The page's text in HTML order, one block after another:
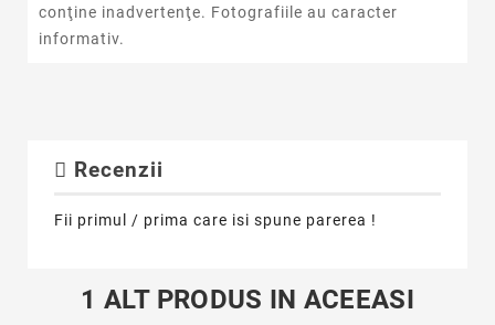
conţine inadvertenţe. Fotografiile au caracter
informativ.
Recenzii
Fii primul / prima care isi spune parerea !
1 ALT PRODUS IN ACEEASI